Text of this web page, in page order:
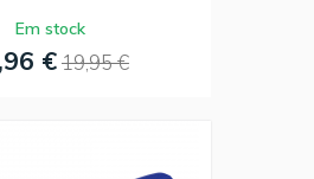
Em stock
€19,95 €